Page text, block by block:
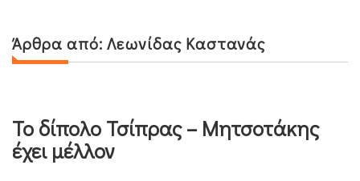
Άρθρα από:Λεωνίδας Καστανάς
Το δίπολο Τσίπρας – Μητσοτάκης
έχει μέλλον